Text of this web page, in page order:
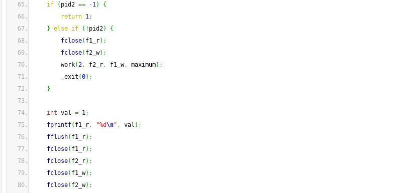
if
( pid2 == -1)
{
return 1;
} else if ( ! pid2)
{
fclose( f1_r) ;
fclose( f2_w) ;
work(2, f2_r, f1_w, maximum) ;
_exit (0) ;
}
int val = 1;
fprintf( f1_r, "%d\n" , val ) ;
fflush( f1_r) ;
fclose( f1_r) ;
fclose( f2_r) ;
fclose( f1_w) ;
fclose( f2_w) ;